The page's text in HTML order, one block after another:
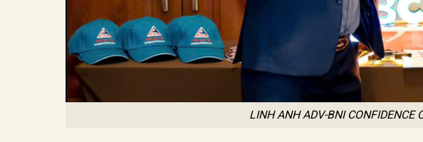
LINH ANH ADV-BNI CONFIDENCE